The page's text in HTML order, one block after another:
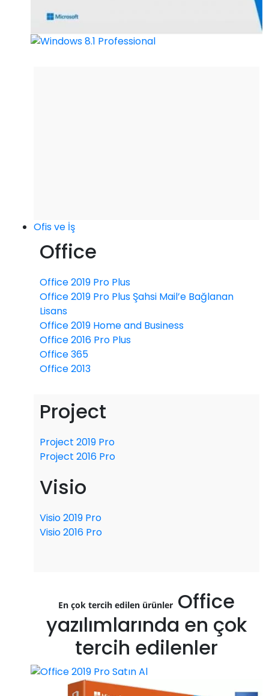
Ofis ve İş
Office
Office 2019 Pro Plus
Office 2019 Pro Plus Şahsi Mail’e Bağlanan
Lisans
Office 2019 Home and Business
Office 2016 Pro Plus
Office 365
Office 2013
Project
Project 2019 Pro
Project 2016 Pro
Visio
Visio 2019 Pro
Visio 2016 Pro
En çok tercih edilen ürünler Office
yazılımlarında en çok
tercih edilenler